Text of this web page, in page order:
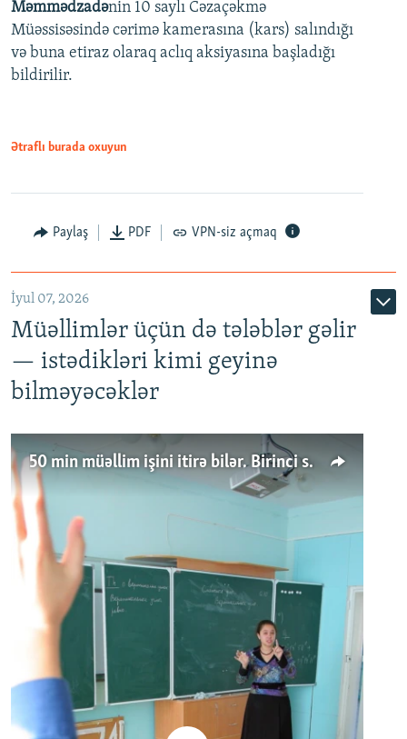
720p 1080p
720p
1080p
Məmmədzadənin 10 saylı Cəzaçəkmə
Müəssisəsində cərimə kamerasına (kars) salındığı
və buna etiraz olaraq aclıq aksiyasına başladığı
bildirilir.
Ətraflı burada oxuyun
Paylaş PDF VPN-siz açmaq
İyul 07, 2026
Müəllimlər üçün də tələblər gəlir
— istədikləri kimi geyinə
bilməyəcəklər
50 min müəllim işini itirə bilər. Birinci sinfə gedənlər azalır